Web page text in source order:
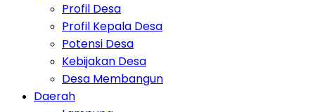
Profil Desa
Profil Kepala Desa
Potensi Desa
Kebijakan Desa
Desa Membangun
Daerah